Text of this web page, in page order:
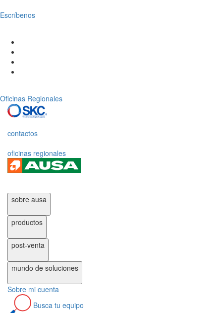
Escríbenos
Oficinas Regionales
contactos
oficinas regionales
sobre ausa
productos
post-venta
mundo de soluciones
Sobre mi cuenta
Busca tu equipo